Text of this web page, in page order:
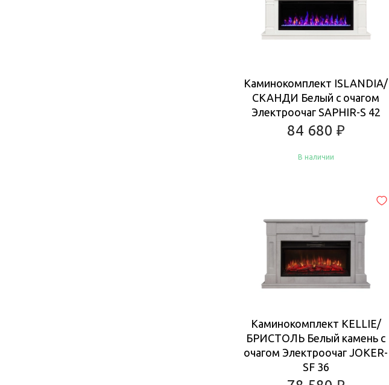
Каминокомплект ISLANDIA/
СКАНДИ Белый с очагом
Электроочаг SAPHIR-S 42
84 680 ₽
В наличии
Каминокомплект KELLIE/
БРИСТОЛЬ Белый камень с
очагом Электроочаг JOKER-
SF 36